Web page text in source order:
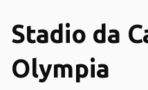
Stadio da
Olympia